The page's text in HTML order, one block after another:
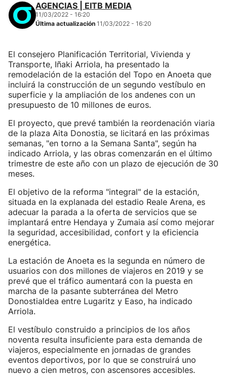
AGENCIAS | EITB MEDIA
11/03/2022 - 16:20
Última actualización 11/03/2022 - 16:20
El consejero Planificación Territorial, Vivienda y
Transporte, Iñaki Arriola, ha presentado la
remodelación de la estación del Topo en Anoeta que
incluirá la construcción de un segundo vestíbulo en
superficie y la ampliación de los andenes con un
presupuesto de 10 millones de euros.
El proyecto, que prevé también la reordenación viaria
de la plaza Aita Donostia, se licitará en las próximas
semanas, "en torno a la Semana Santa", según ha
indicado Arriola, y las obras comenzarán en el último
trimestre de este año con un plazo de ejecución de 30
meses.
El objetivo de la reforma "integral" de la estación,
situada en la explanada del estadio Reale Arena, es
adecuar la parada a la oferta de servicios que se
implantará entre Hendaya y Zumaia así como mejorar
la seguridad, accesibilidad, confort y la eficiencia
energética.
La estación de Anoeta es la segunda en número de
usuarios con dos millones de viajeros en 2019 y se
prevé que el tráfico aumentará con la puesta en
marcha de la pasante subterránea del Metro
Donostialdea entre Lugaritz y Easo, ha indicado
Arriola.
El vestíbulo construido a principios de los años
noventa resulta insuficiente para esta demanda de
viajeros, especialmente en jornadas de grandes
eventos deportivos, por lo que se construirá uno
nuevo a cien metros, con ascensores accesibles.